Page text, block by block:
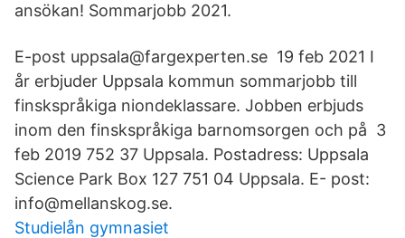
ansökan! Sommarjobb 2021.
E-post uppsala@fargexperten.se 19 feb 2021 I
år erbjuder Uppsala kommun sommarjobb till
finskspråkiga niondeklassare. Jobben erbjuds
inom den finskspråkiga barnomsorgen och på 3
feb 2019 752 37 Uppsala. Postadress: Uppsala
Science Park Box 127 751 04 Uppsala. E- post:
info@mellanskog.se.
Studielån gymnasiet